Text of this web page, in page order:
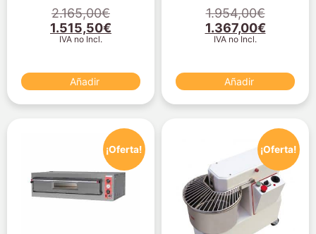
2.165,00€
1.515,50€
IVA no Incl.
Añadir
1.954,00€
1.367,00€
IVA no Incl.
Añadir
¡Oferta! ¡Oferta!